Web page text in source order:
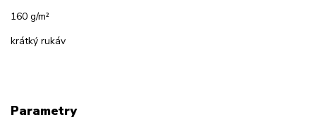
160 g/m²
krátký rukáv
Parametry